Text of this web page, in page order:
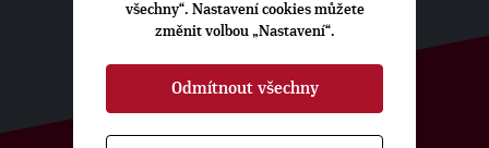
všechny“. Nastavení cookies můžete
změnit volbou „Nastavení“.
Odmítnout všechny